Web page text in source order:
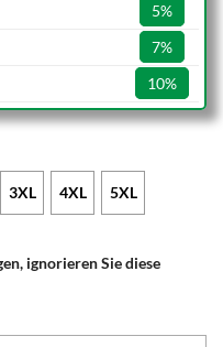
5%
7%
10%
3XL 4XL 5XL
ignorieren Sie diese